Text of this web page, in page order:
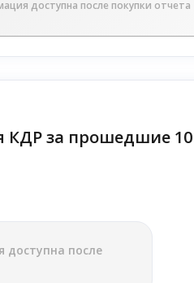
доступна после покупки отчета
КДР за прошедшие 10
доступна после